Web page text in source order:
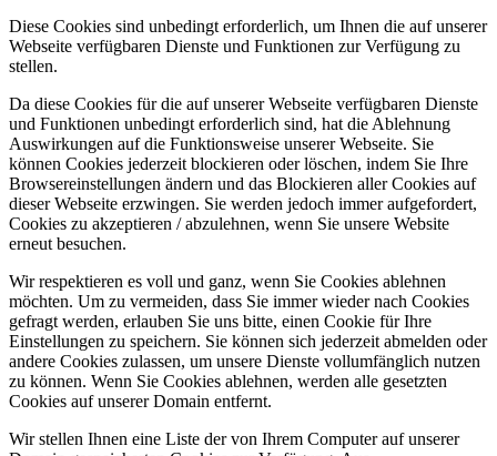
Diese Cookies sind unbedingt erforderlich, um Ihnen die auf unserer
Webseite verfügbaren Dienste und Funktionen zur Verfügung zu
stellen.
Da diese Cookies für die auf unserer Webseite verfügbaren Dienste
und Funktionen unbedingt erforderlich sind, hat die Ablehnung
Auswirkungen auf die Funktionsweise unserer Webseite. Sie
können Cookies jederzeit blockieren oder löschen, indem Sie Ihre
Browsereinstellungen ändern und das Blockieren aller Cookies auf
dieser Webseite erzwingen. Sie werden jedoch immer aufgefordert,
Cookies zu akzeptieren / abzulehnen, wenn Sie unsere Website
erneut besuchen.
Wir respektieren es voll und ganz, wenn Sie Cookies ablehnen
möchten. Um zu vermeiden, dass Sie immer wieder nach Cookies
gefragt werden, erlauben Sie uns bitte, einen Cookie für Ihre
Einstellungen zu speichern. Sie können sich jederzeit abmelden oder
andere Cookies zulassen, um unsere Dienste vollumfänglich nutzen
zu können. Wenn Sie Cookies ablehnen, werden alle gesetzten
Cookies auf unserer Domain entfernt.
Wir stellen Ihnen eine Liste der von Ihrem Computer auf unserer